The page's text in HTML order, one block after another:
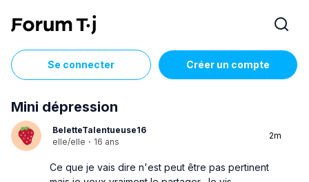
Se connecter Créer un compte
Mini dépression
BeletteTalentueuse16
elle/elle · 16 ans
2m
Ce que je vais dire n'est peut être pas pertinent